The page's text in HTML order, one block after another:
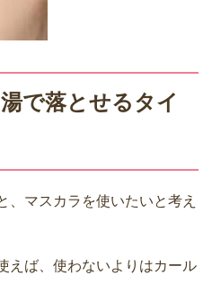
で落とせるタイ
、マスカラを使いたいと考え
えば、使わないよりはカール